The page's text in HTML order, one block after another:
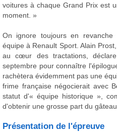
voitures à chaque Grand Prix est
moment. »
On ignore toujours en
équipe à Renault Sport. Alain
au cœur des tractations,
septembre pour connaître
rachètera évidemment pas une
frime française négocierait avec
statut d'« équipe historique »,
d'obtenir une grosse part du
Présentation de l'épreuve